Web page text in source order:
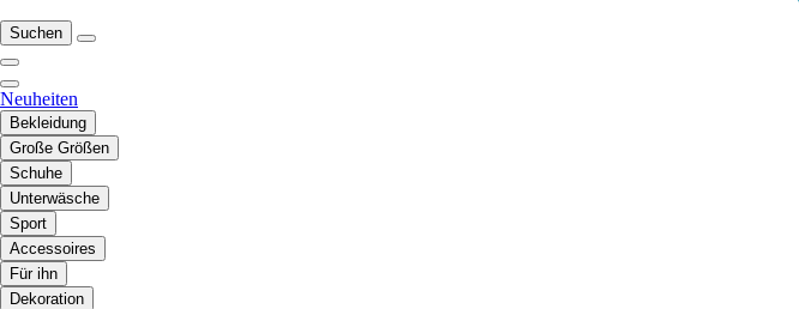
Suchen
Neuheiten
Bekleidung
Große Größen
Schuhe
Unterwäsche
Sport
Accessoires
Für ihn
Dekoration